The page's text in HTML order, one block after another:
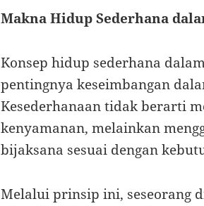
Makna Hidup Sederhana
Konsep hidup sederhana
pentingnya keseimbangan
Kesederhanaan tidak berarti
kenyamanan, melainkan
bijaksana sesuai dengan
Melalui prinsip ini, seseorang